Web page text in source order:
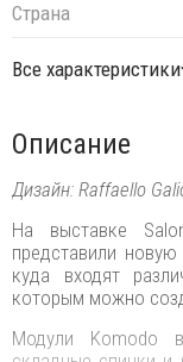
Страна
Все характеристики
Описание
Дизайн: Raffaello
На выставке
представили
куда входят
которым можно
Модули Komodo